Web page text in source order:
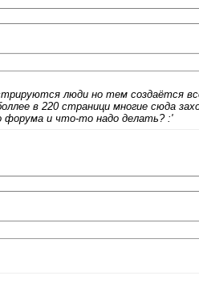
люди но тем создаётся
в 220 страници многие сюда
форума и что-то надо делать? :'